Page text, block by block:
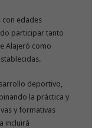
con edades
participar tanto
Alajeró como
deportivo,
la práctica y
y formativas
incluirá